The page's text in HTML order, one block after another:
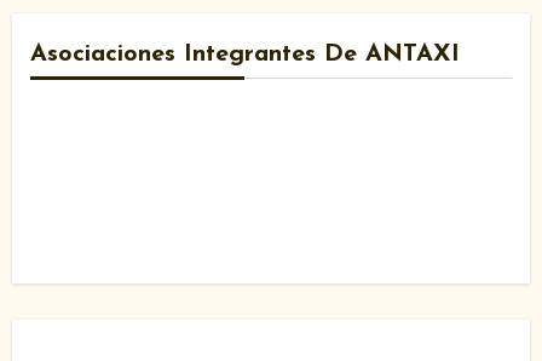
Asociaciones Integrantes De ANTAXI